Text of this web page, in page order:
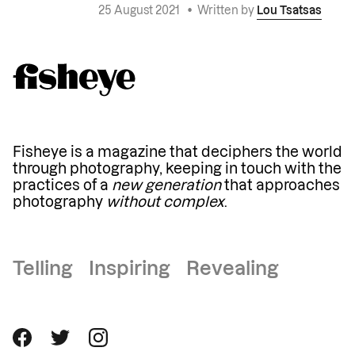
25 August 2021 • Written by Lou Tsatsas
Fisheye is a magazine that deciphers the world
through photography, keeping in touch with the
practices of a new generationthat approaches
photography without complex.
Telling Inspiring Revealing